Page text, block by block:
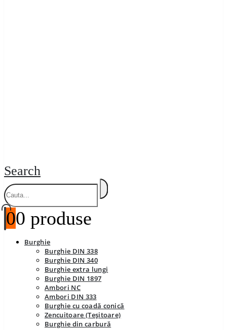
Search
00 produse
Burghie
Burghie DIN 338
Burghie DIN 340
Burghie extra lungi
Burghie DIN 1897
Ambori NC
Ambori DIN 333
Burghie cu coadă conică
Zencuitoare (Teșitoare)
Burghie din carbură